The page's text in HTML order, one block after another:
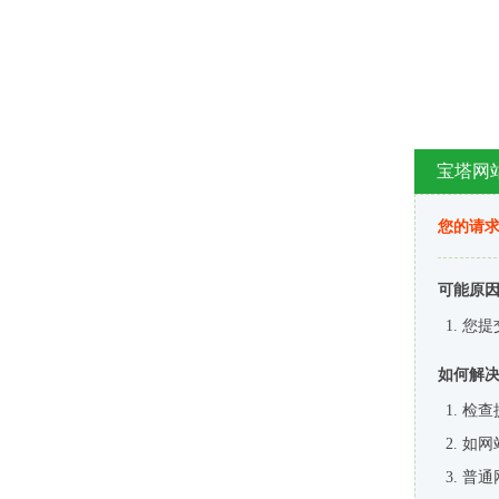
宝塔网
您的请
可能原
您提
如何解
检查
如网
普通